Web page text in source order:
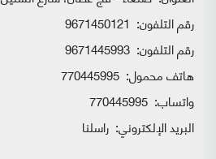
رقم التلفون: 9671450121
رقم التلفون: 9671445993
هاتف محمول: 770445995
واتساب:
البريد الإلكتروني: راسلنا